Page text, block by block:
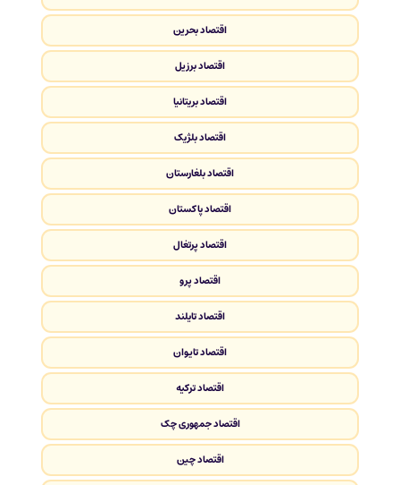
اقتصاد بحرین
اقتصاد برزیل
اقتصاد بریتانیا
اقتصاد بلژیک
اقتصاد بلغارستان
اقتصاد پاکستان
اقتصاد پرتغال
اقتصاد پرو
اقتصاد تایلند
اقتصاد تایوان
اقتصاد ترکیه
اقتصاد جمهوری چک
اقتصاد چین